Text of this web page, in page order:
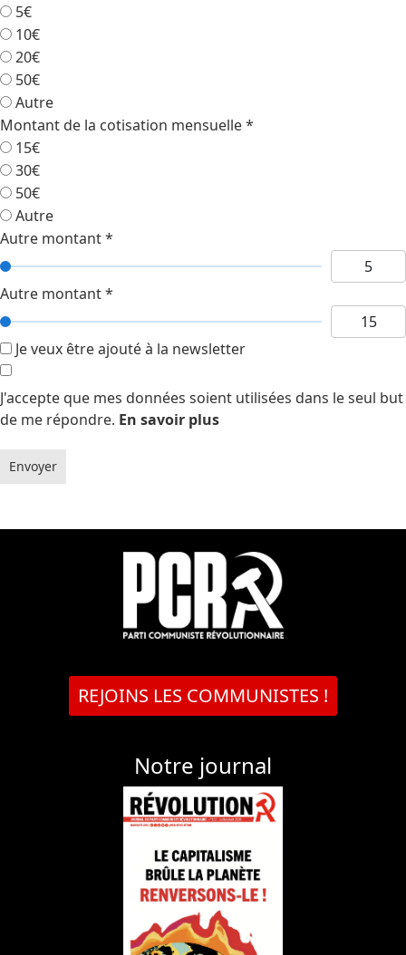
5€
10€
20€
50€
Autre
Montant de la cotisation mensuelle*
15€
30€
50€
Autre
Autre montant*
Autre montant*
Je veux être ajouté à la newsletter
J'accepte que mes données soient utilisées dans le seul but
de me répondre. En savoir plus
Envoyer
REJOINS LES COMMUNISTES !
Notre journal